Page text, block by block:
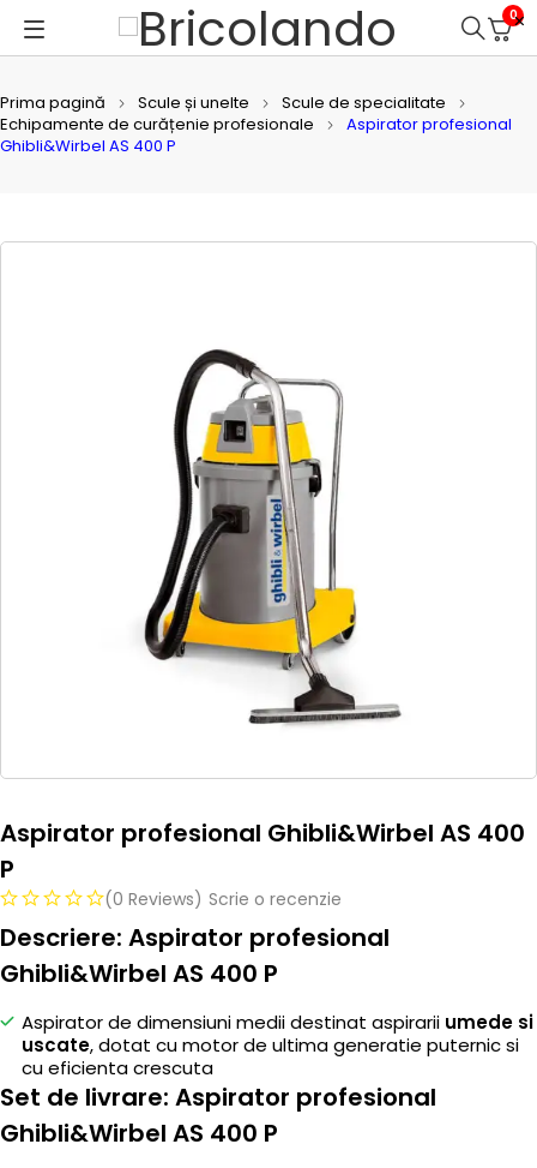
0
Prima pagină Scule și unelte
Scule de specialitate
Echipamente de curățenie profesionale
Aspirator profesional
Ghibli&Wirbel AS 400 P
Aspirator profesional Ghibli&Wirbel AS 400
P
(0 Reviews) Scrie o recenzie
Descriere: Aspirator profesional
Ghibli&Wirbel AS 400 P
Aspirator de dimensiuni medii destinat aspirarii umede si
uscate, dotat cu motor de ultima generatie puternic si
cu eficienta crescuta
Set de livrare: Aspirator profesional
Ghibli&Wirbel AS 400 P